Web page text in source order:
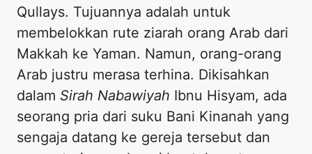
Qullays. Tujuannya adalah untuk
membelokkan rute ziarah orang Arab dari
Makkah ke Yaman. Namun, orang-orang
Arab justru merasa terhina. Dikisahkan
dalam Sirah Nabawiyah Ibnu Hisyam, ada
seorang pria dari suku Bani Kinanah yang
sengaja datang ke gereja tersebut dan